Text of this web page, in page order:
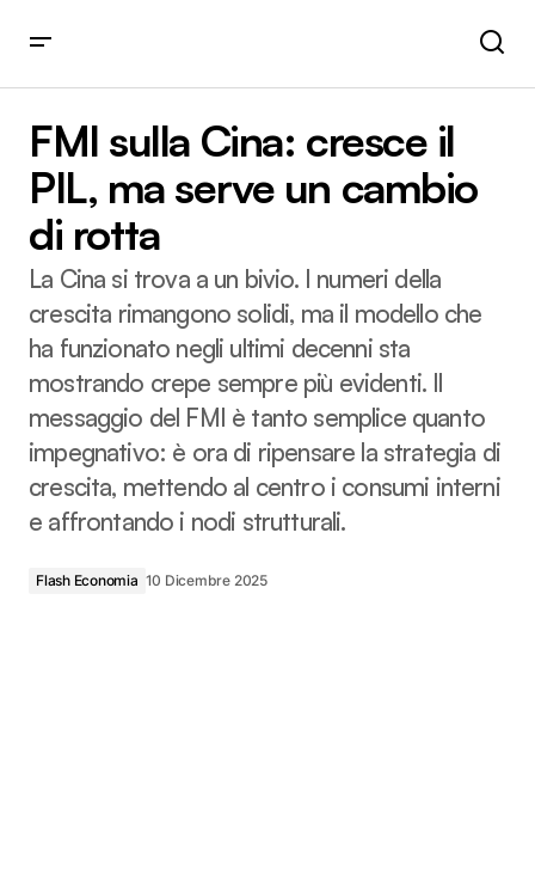
FMI sulla Cina: cresce il
PIL, ma serve un cambio
di rotta
La Cina si trova a un bivio. I numeri della
crescita rimangono solidi, ma il modello che
ha funzionato negli ultimi decenni sta
mostrando crepe sempre più evidenti. Il
messaggio del FMI è tanto semplice quanto
impegnativo: è ora di ripensare la strategia di
crescita, mettendo al centro i consumi interni
e affrontando i nodi strutturali.
Flash Economia 10 Dicembre 2025